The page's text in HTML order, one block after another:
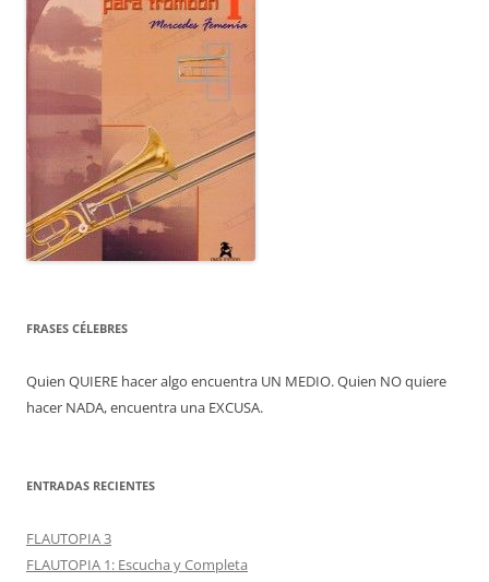
FRASES CÉLEBRES
Quien QUIERE hacer algo encuentra UN MEDIO. Quien NO quiere
hacer NADA, encuentra una EXCUSA.
ENTRADAS RECIENTES
FLAUTOPIA 3
FLAUTOPIA 1: Escucha y Completa